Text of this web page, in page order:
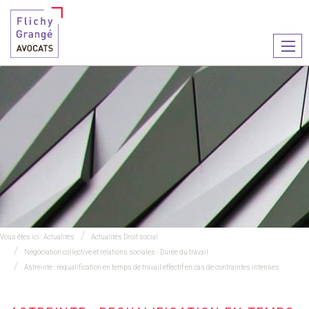
le
Vous êtes ici :Actualités
Actualités Droit social
Négociation collective et relations sociales - Durée du travail
Astreinte : requalification en temps de travail effectif en cas de contraintes intenses